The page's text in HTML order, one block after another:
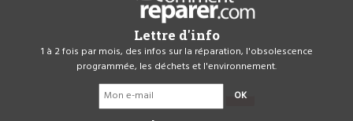
Lettre d'info
1 à 2 fois par mois, des infos sur la réparation, l'obsolescence
programmée, les déchets et l'environnement.
OK